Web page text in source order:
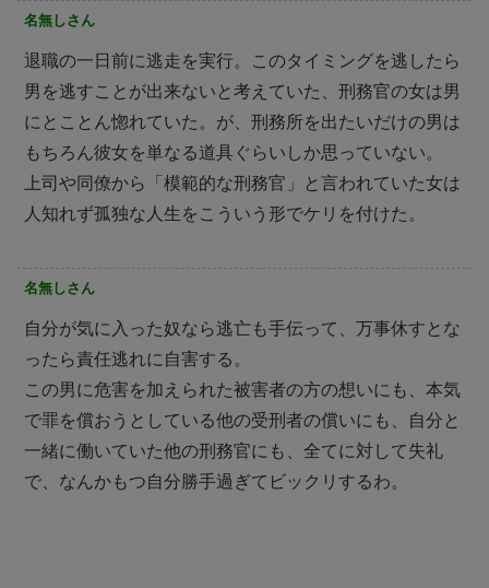
名無しさん
退職の一日前に逃走を実行。このタイミングを逃したら
男を逃すことが出来ないと考えていた、刑務官の女は男
にとことん惚れていた。が、刑務所を出たいだけの男は
もちろん彼女を単なる道具ぐらいしか思っていない。
上司や同僚から「模範的な刑務官」と言われていた女は
人知れず孤独な人生をこういう形でケリを付けた。
名無しさん
自分が気に入った奴なら逃亡も手伝って、万事休すとな
ったら責任逃れに自害する。
この男に危害を加えられた被害者の方の想いにも、本気
で罪を償おうとしている他の受刑者の償いにも、自分と
一緒に働いていた他の刑務官にも、全てに対して失礼
で、なんかもつ自分勝手過ぎてビックリするわ。